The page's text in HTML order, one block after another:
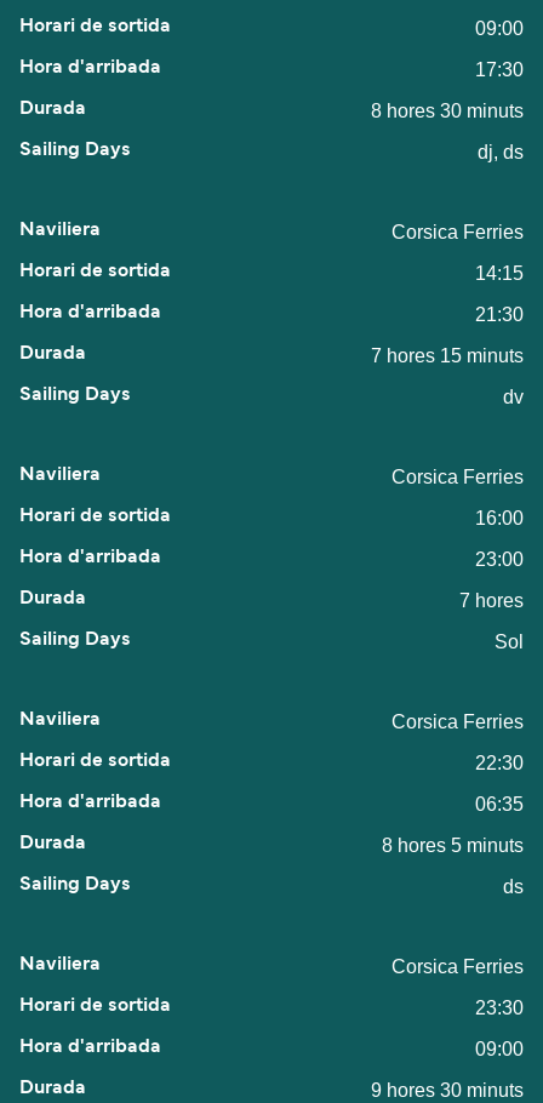
09:00
17:30
8 hores 30 minuts
dj, ds
Corsica Ferries
14:15
21:30
7 hores 15 minuts
dv
Corsica Ferries
16:00
23:00
7 hores
Sol
Corsica Ferries
22:30
06:35
8 hores 5 minuts
ds
Corsica Ferries
23:30
09:00
9 hores 30 minuts